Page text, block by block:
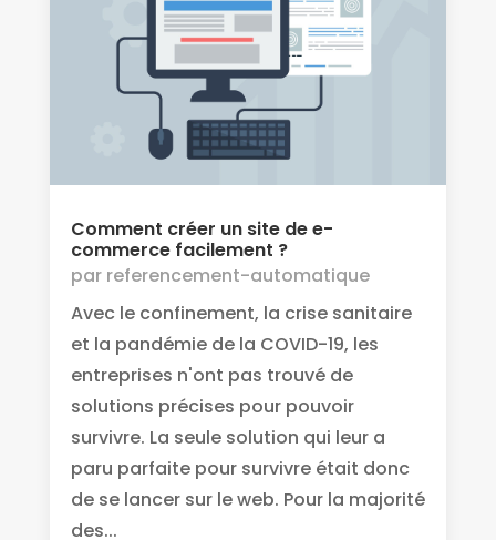
Comment créer un site de e-
commerce facilement ?
par referencement-automatique
Avec le confinement, la crise sanitaire
et la pandémie de la COVID-19, les
entreprises n'ont pas trouvé de
solutions précises pour pouvoir
survivre. La seule solution qui leur a
paru parfaite pour survivre était donc
de se lancer sur le web. Pour la majorité
des...